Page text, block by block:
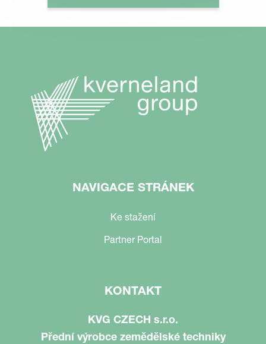
NAVIGACE STRÁNEK
Ke stažení
Partner Portal
KONTAKT
KVG CZECH s.r.o.
Přední výrobce zemědělské techniky